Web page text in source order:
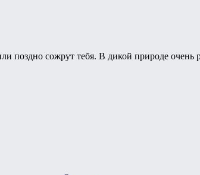
поздно сожрут тебя. В дикой природе очень